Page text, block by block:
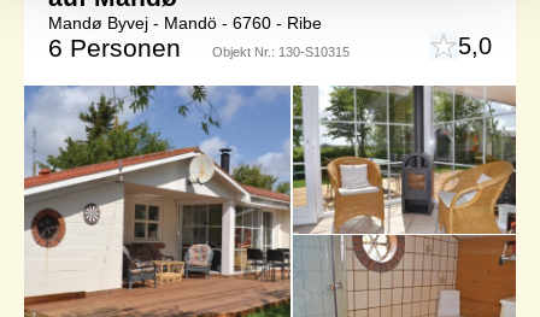
Mandø Byvej - Mandö - 6760 - Ribe
6 Personen Objekt Nr.: 130-S10315 5,0